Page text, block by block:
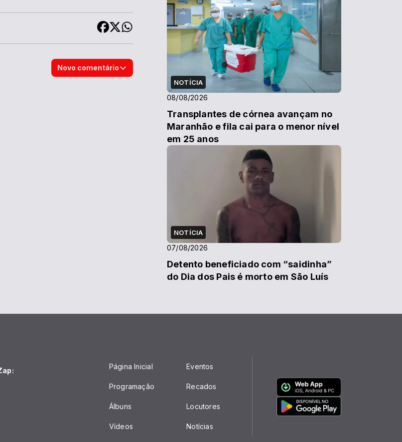
Novo comentário
NOTÍCIA
08/08/2026
Transplantes de córnea avançam no
Maranhão e fila cai para o menor nível
em 25 anos
NOTÍCIA
07/08/2026
Detento beneficiado com “saidinha”
do Dia dos Pais é morto em São Luís
Página Inicial
Programação
Álbuns
Vídeos
Eventos
Recados
Locutores
Notícias